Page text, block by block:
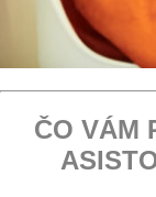
ČO VÁM